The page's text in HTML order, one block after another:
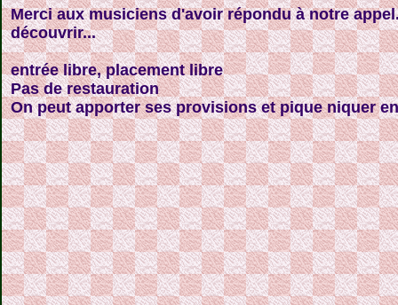
Merci aux musiciens d'avoir répondu à notre
découvrir...
entrée libre, placement libre
Pas de restauration
On peut apporter ses provisions et pique niquer